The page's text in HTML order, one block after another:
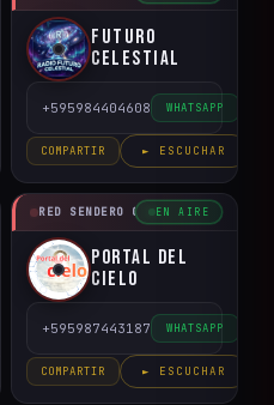
Futuro
Celestial
+595984404608 WHATSAPP
COMPARTIR ► ESCUCHAR
RED SENDERO CRISTIANO
EN AIRE
Portal del
Cielo
+595987443187 WHATSAPP
COMPARTIR ► ESCUCHAR